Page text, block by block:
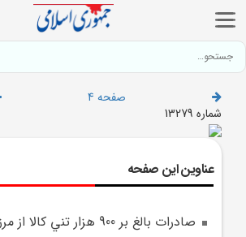
صفحه 4
شماره 13279
عناوین این صفحه
صادرات بالغ بر 900 هزار تني